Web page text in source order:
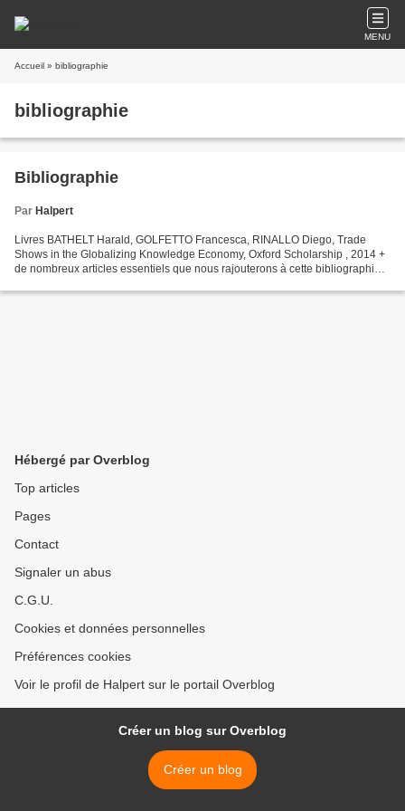
MENU
Accueil » bibliographie
bibliographie
Bibliographie
Par Halpert
Livres BATHELT Harald, GOLFETTO Francesca, RINALLO Diego, Trade
Shows in the Globalizing Knowledge Economy, Oxford Scholarship , 2014 +
de nombreux articles essentiels que nous rajouterons à cette bibliographie
Hébergé par Overblog
Top articles
Pages
Contact
Signaler un abus
C.G.U.
Cookies et données personnelles
Préférences cookies
Voir le profil de Halpert sur le portail Overblog
Créer un blog sur Overblog
Créer un blog